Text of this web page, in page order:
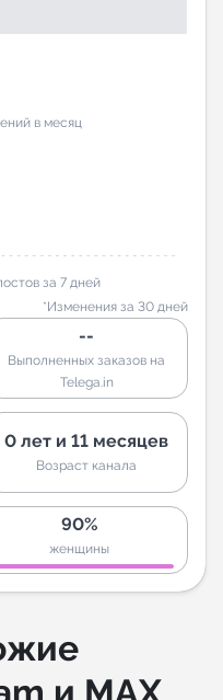
в месяц
за 7 дней
*Изменения за 30 дней
--
Выполненных заказов на
Telega.in
0 лет и 11 месяцев
Возраст канала
90%
женщины